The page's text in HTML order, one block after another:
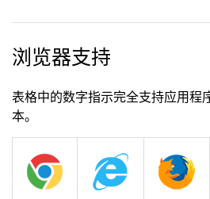
浏览器支持
表格中的数字指示完全支持应用程
本。